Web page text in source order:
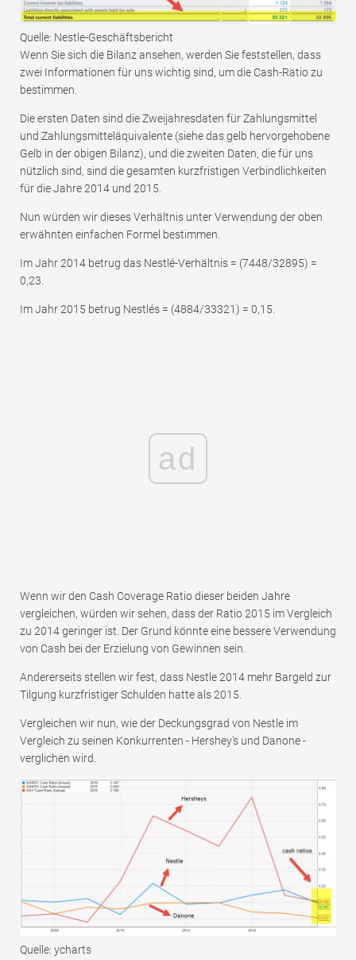
Quelle: Nestle-Geschäftsbericht
Wenn Sie sich die Bilanz ansehen, werden Sie feststellen, dass
zwei Informationen für uns wichtig sind, um die Cash-Ratio zu
bestimmen.
Die ersten Daten sind die Zweijahresdaten für Zahlungsmittel
und Zahlungsmitteläquivalente (siehe das gelb hervorgehobene
Gelb in der obigen Bilanz), und die zweiten Daten, die für uns
nützlich sind, sind die gesamten kurzfristigen Verbindlichkeiten
für die Jahre 2014 und 2015.
Nun würden wir dieses Verhältnis unter Verwendung der oben
erwähnten einfachen Formel bestimmen.
Im Jahr 2014 betrug das Nestlé-Verhältnis = (7448/32895) =
0,23.
Im Jahr 2015 betrug Nestlés = (4884/33321) = 0,15.
ad
Wenn wir den Cash Coverage Ratio dieser beiden Jahre
vergleichen, würden wir sehen, dass der Ratio 2015 im Vergleich
zu 2014 geringer ist. Der Grund könnte eine bessere Verwendung
von Cash bei der Erzielung von Gewinnen sein.
Andererseits stellen wir fest, dass Nestle 2014 mehr Bargeld zur
Tilgung kurzfristiger Schulden hatte als 2015.
Vergleichen wir nun, wie der Deckungsgrad von Nestle im
Vergleich zu seinen Konkurrenten - Hershey's und Danone -
verglichen wird.
Quelle: ycharts